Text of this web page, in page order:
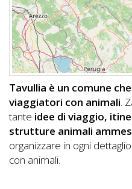
INFO
A
DOG
CHIEDI
CODICE
SCONTO
Tavullia è un comune
viaggiatori con animali.
tante idee di viaggio,
strutture animali
organizzare in ogni
con animali.